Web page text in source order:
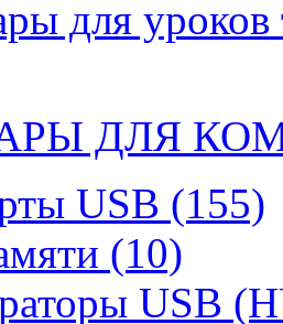
для уроков
ДЛЯ
USB (155)
(10)
USB